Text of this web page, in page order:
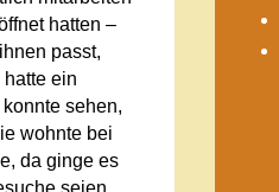
hatten –
passt,
ein
sehen,
wohnte bei
da ginge es
seien